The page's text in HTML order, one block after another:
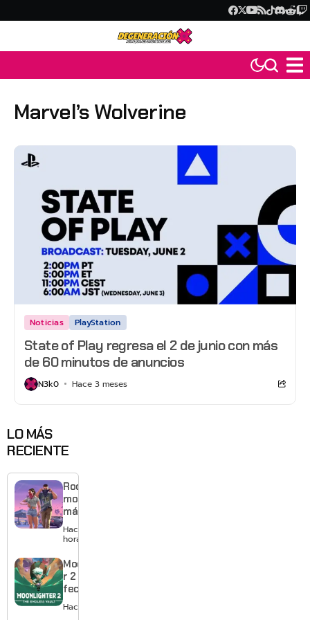
Marvel’s Wolverine
Noticias PlayStation
State of Play regresa el 2 de junio con más
de 60 minutos de anuncios
N3k0 Hace 3 meses
LO MÁS
RECIENTE
Rockstar
mostrará
más de
GTA 6 en
agosto
estreno
anticipado
en Netflix
Hace 18
horas
Moonlighte
r 2 ya tiene
fecha y
puedes
quedarte
Hace 2 días